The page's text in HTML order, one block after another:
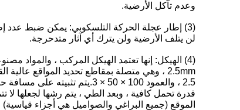
وعدم تآكل الأرضية.
لن يتلف الأرضية ولن يترك أي آثار متدحرجة.
(4) الهيكل: إنها تعتمد الهيكل المركب ،
قدرة تحمل كافية ، وبعد الطي ، يتم رشها لجعلها
الموقع (جميع البراغي والصواميل هي أجزاء